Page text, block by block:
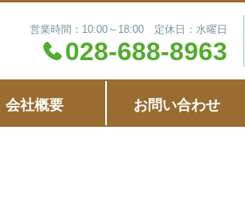
営業時間：10:00～18:00 定休日：水曜日
028-688-8963
会社概要 お問い合わせ